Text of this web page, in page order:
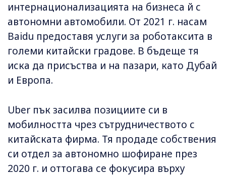
интернационализацията на бизнеса й с
автономни автомобили. От 2021 г. насам
Baidu предоставя услуги за роботаксита в
големи китайски градове. В бъдеще тя
иска да присъства и на пазари, като Дубай
и Европа.
Uber пък засилва позициите си в
мобилността чрез сътрудничеството с
китайската фирма. Тя продаде собствения
си отдел за автономно шофиране през
2020 г. и оттогава се фокусира върху